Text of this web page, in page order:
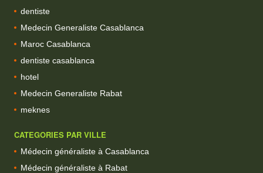
dentiste
Medecin Generaliste Casablanca
Maroc Casablanca
dentiste casablanca
hotel
Medecin Generaliste Rabat
meknes
CATEGORIES PAR VILLE
Médecin généraliste à Casablanca
Médecin généraliste à Rabat